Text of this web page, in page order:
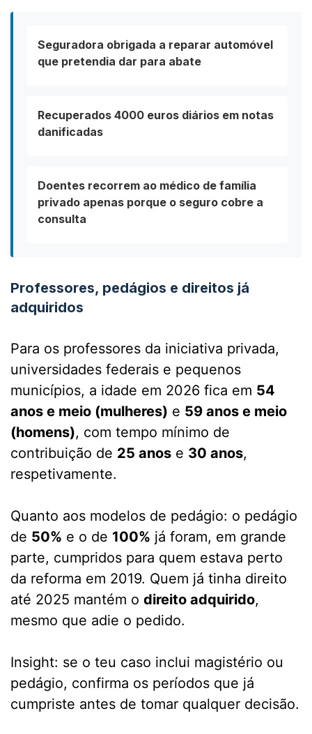
Seguradora obrigada a reparar automóvel
que pretendia dar para abate
Recuperados 4000 euros diários em notas
danificadas
Doentes recorrem ao médico de família
privado apenas porque o seguro cobre a
consulta
Professores, pedágios e direitos já
adquiridos
Para os professores da iniciativa privada,
universidades federais e pequenos
municípios, a idade em 2026 fica em 54
anos e meio (mulheres) e 59 anos e meio
(homens), com tempo mínimo de
contribuição de 25 anos e 30 anos,
respetivamente.
Quanto aos modelos de pedágio: o pedágio
de 50% e o de 100% já foram, em grande
parte, cumpridos para quem estava perto
da reforma em 2019. Quem já tinha direito
até 2025 mantém o direito adquirido,
mesmo que adie o pedido.
Insight: se o teu caso inclui magistério ou
pedágio, confirma os períodos que já
cumpriste antes de tomar qualquer decisão.